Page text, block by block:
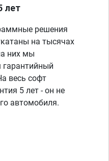
лет
решения
на тысячах
них мы
гарантийный
весь софт
5 лет - он не
автомобиля.